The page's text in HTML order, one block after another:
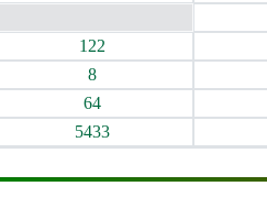
122
8
64
5433